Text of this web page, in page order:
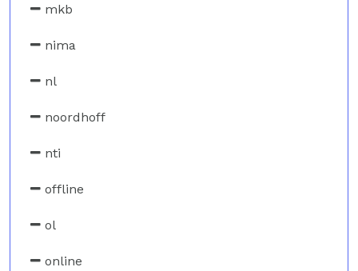
mkb
nima
nl
noordhoff
nti
offline
ol
online